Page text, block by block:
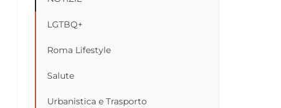
LGTBQ+
Roma Lifestyle
Salute
Urbanistica e Trasporto